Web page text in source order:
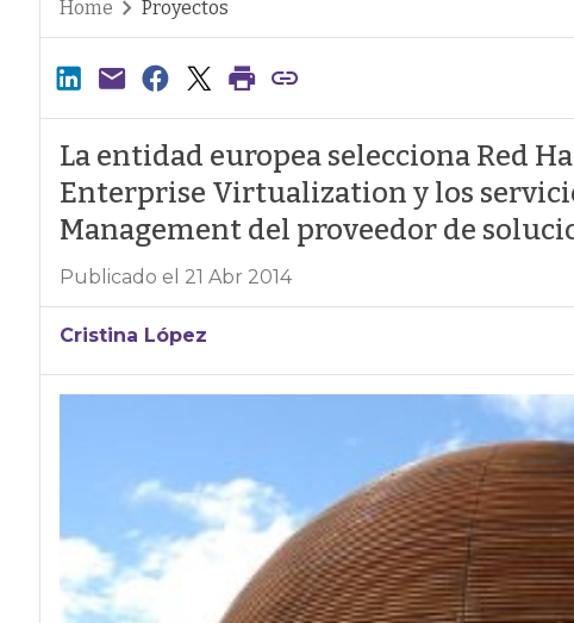
Home Proyectos
La entidad europea selecciona Red
Enterprise Virtualization y los
Management del proveedor de
Publicado el 21 Abr 2014
Cristina López